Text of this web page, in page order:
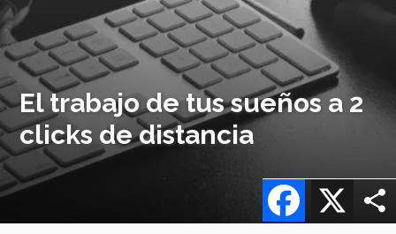
El trabajo de tus sueños a 2
clicks de distancia
X
Facebook